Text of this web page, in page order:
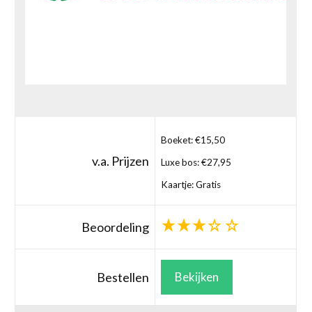
v.a. Prijzen
Boeket: €15,50
Luxe bos: €27,95
Kaartje: Gratis
Beoordeling
Bestellen Bekijken